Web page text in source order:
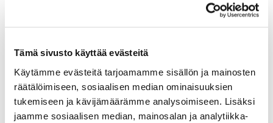
Tämä sivusto käyttää evästeitä
Käytämme evästeitä tarjoamamme sisällön ja mainosten
räätälöimiseen, sosiaalisen median ominaisuuksien
tukemiseen ja kävijämäärämme analysoimiseen. Lisäksi
jaamme sosiaalisen median, mainosalan ja analytiikka-